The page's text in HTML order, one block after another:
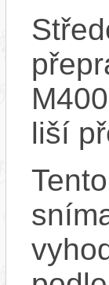
liší